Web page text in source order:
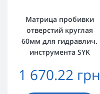
Матрица пробивки
отверстий круглая
60мм для гидравлич.
инструмента SYK
1 670.22 грн